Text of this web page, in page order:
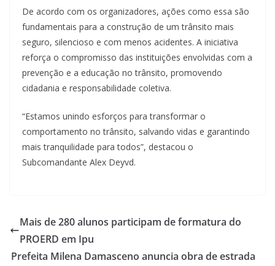
De acordo com os organizadores, ações como essa são
fundamentais para a construção de um trânsito mais
seguro, silencioso e com menos acidentes. A iniciativa
reforça o compromisso das instituições envolvidas com a
prevenção e a educação no trânsito, promovendo
cidadania e responsabilidade coletiva.
“Estamos unindo esforços para transformar o
comportamento no trânsito, salvando vidas e garantindo
mais tranquilidade para todos”, destacou o
Subcomandante Alex Deyvd.
Mais de 280 alunos participam de formatura do
PROERD em Ipu
Prefeita Milena Damasceno anuncia obra de estrada